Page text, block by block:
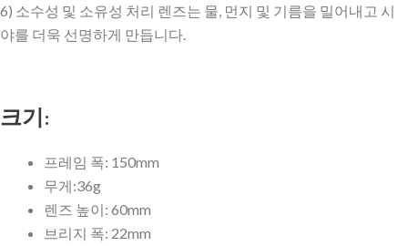
6) 소수성 및 소유성 처리 렌즈는 물, 먼지 및 기름을 밀어내고 시
야를 더욱 선명하게 만듭니다.
크기:
프레임 폭: 150mm
무게:36g
렌즈 높이: 60mm
브리지 폭: 22mm